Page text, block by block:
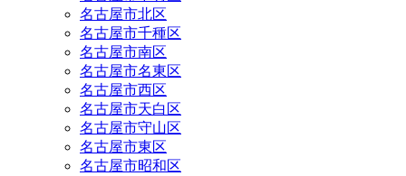
名古屋市北区
名古屋市千種区
名古屋市南区
名古屋市名東区
名古屋市西区
名古屋市天白区
名古屋市守山区
名古屋市東区
名古屋市昭和区